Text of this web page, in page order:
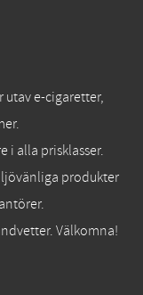
utav e-cigaretter,
i alla prisklasser.
produkter
Välkomna!